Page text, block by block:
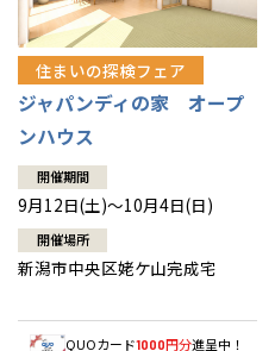
住まいの探検フェア
ジャパンディの家 オープ
ンハウス
開催期間
9月12日(土)～10月4日(日)
開催場所
新潟市中央区姥ケ山完成宅
QUOカード1000円分進呈中！